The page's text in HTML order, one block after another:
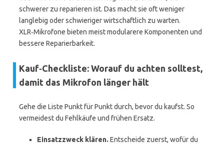
schwerer zu reparieren ist. Das macht sie oft weniger
langlebig oder schwieriger wirtschaftlich zu warten.
XLR‑Mikrofone bieten meist modularere Komponenten und
bessere Reparierbarkeit.
Kauf‑Checkliste: Worauf du achten solltest,
damit das Mikrofon länger hält
Gehe die Liste Punkt für Punkt durch, bevor du kaufst. So
vermeidest du Fehlkäufe und frühen Ersatz.
Einsatzzweck klären. Entscheide zuerst, wofür du